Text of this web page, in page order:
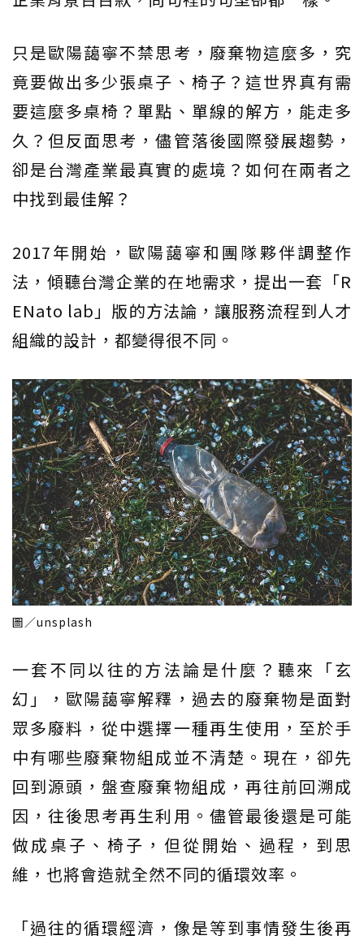
只是歐陽藹寧不禁思考，廢棄物這麼多，究
竟要做出多少張桌子、椅子？這世界真有需
要這麼多桌椅？單點、單線的解方，能走多
久？但反面思考，儘管落後國際發展趨勢，
卻是台灣產業最真實的處境？如何在兩者之
中找到最佳解？
2017年開始，歐陽藹寧和團隊夥伴調整作
法，傾聽台灣企業的在地需求，提出一套「R
ENato lab」版的方法論，讓服務流程到人才
組織的設計，都變得很不同。
圖／unsplash
一套不同以往的方法論是什麼？聽來「玄
幻」，歐陽藹寧解釋，過去的廢棄物是面對
眾多廢料，從中選擇一種再生使用，至於手
中有哪些廢棄物組成並不清楚。現在，卻先
回到源頭，盤查廢棄物組成，再往前回溯成
因，往後思考再生利用。儘管最後還是可能
做成桌子、椅子，但從開始、過程，到思
維，也將會造就全然不同的循環效率。
「過往的循環經濟，像是等到事情發生後再